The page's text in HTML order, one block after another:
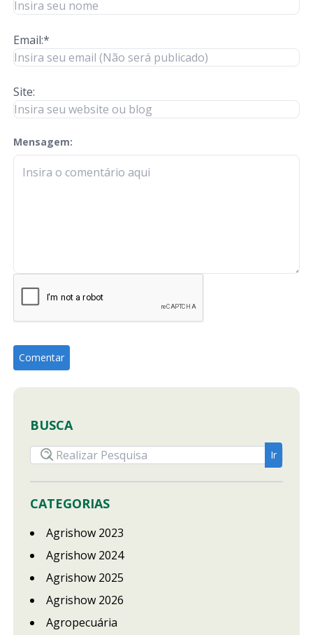
Email:*
Site:
Mensagem:
check-terms
BUSCA
CATEGORIAS
Agrishow 2023
Agrishow 2024
Agrishow 2025
Agrishow 2026
Agropecuária